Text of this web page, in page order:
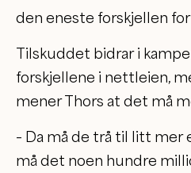
den eneste forskjellen
Tilskuddet bidrar i
forskjellene i nettleien,
mener Thors at det må
– Da må de trå til litt mer
må det noen hundre